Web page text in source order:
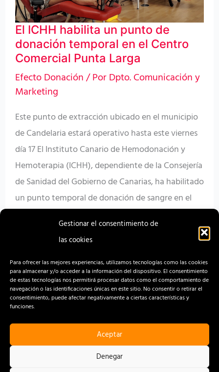
Gestionar el consentimiento de
las cookies
Para ofrecer las mejores experiencias, utilizamos tecnologías como las cookies
para almacenar y/o acceder a la información del dispositivo. El consentimiento
de estas tecnologías nos permitirá procesar datos como el comportamiento de
navegación o las identificaciones únicas en este sitio. No consentir o retirar el
consentimiento, puede afectar negativamente a ciertas características y
funciones.
Aceptar
Denegar
El ICHH habilita un punto de
donación temporal en el Centro
Comercial Punta Larga
Efecto Donación/ PorDpto. Comunicación y
Marketing
Este punto de extracción ubicado en el municipio
de Candelaria estará operativo hasta este viernes
día 17 El Instituto Canario de Hemodonación y
Hemoterapia (ICHH), dependiente de la Consejería
de Sanidad del Gobierno de Canarias, ha habilitado
un punto temporal de donación de sangre en el
punto
de
donación
temporal
en
el
Comercial
Punta
Larga
Read More »
CONTACTO
AVISO LEGAL